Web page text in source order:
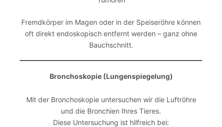
Fremdkörper im Magen oder in der Speiseröhre können
oft direkt endoskopisch entfernt werden – ganz ohne
Bauchschnitt.
Bronchoskopie (Lungenspiegelung)
Mit der Bronchoskopie untersuchen wir die Luftröhre
und die Bronchien Ihres Tieres.
Diese Untersuchung ist hilfreich bei: